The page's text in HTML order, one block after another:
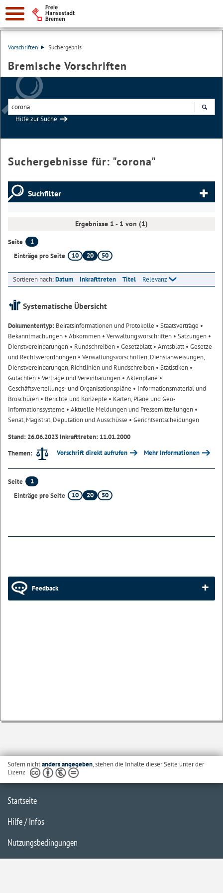
Vorschriften Suchergebnis
Bremische Vorschriften
Hilfe zur Suche
Suchergebnisse für: "corona"
Suchfilter
Ergebnisse 1 - 1 von (1)
Seite
1
Einträge pro Seite
10 20 50
Sortieren nach:Datum Inkrafttreten Titel Relevanz
Systematische Übersicht
Dokumententyp: Beiratsinformationen und Protokolle • Staatsverträge •
Bekanntmachungen • Abkommen • Verwaltungsvorschriften • Satzungen •
Dienstvereinbarungen • Rundschreiben • Gesetzblatt• Amtsblatt• Gesetze
und Rechtsverordnungen • Verwaltungsvorschriften, Dienstanweisungen,
Dienstvereinbarungen, Richtlinien und Rundschreiben • Statistiken •
Gutachten • Verträge und Vereinbarungen • Aktenpläne •
Geschäftsverteilungs- und Organisationspläne • Informationsmaterial und
Broschüren • Berichte und Konzepte • Karten, Pläne und Geo-
Informationssysteme • Aktuelle Meldungen und Pressemitteilungen •
Senat, Magistrat, Deputation und Ausschüsse • Gerichtsentscheidungen
Stand: 26.06.2023 Inkrafttreten: 11.01.2000
Themen:
Vorschrift direkt aufrufen Mehr Informationen
Seite
1
Einträge pro Seite
10 20 50
Feedback
Sofern nichtanders angegeben, stehen die Inhalte dieser Seite unter der
Lizenz
Startseite
Hilfe / Infos
Nutzungsbedingungen